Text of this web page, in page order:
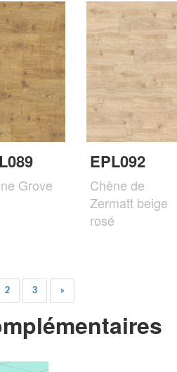
Grove
EPL092
Chêne de
Zermatt beige
rosé
2 3 »